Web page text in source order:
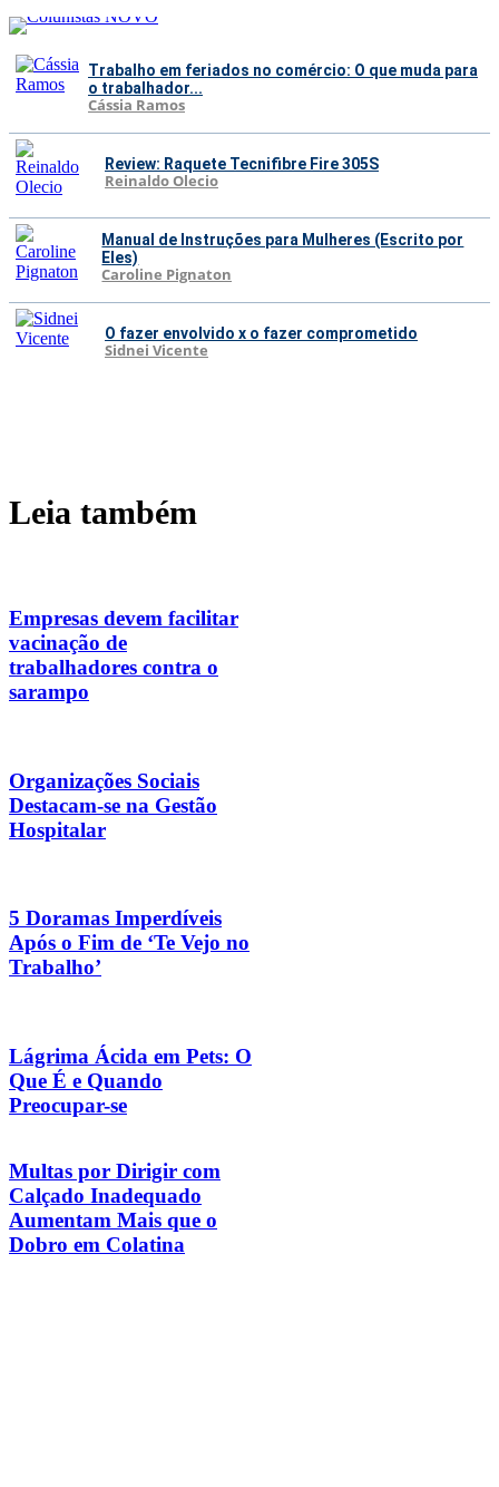
Trabalho em feriados no comércio: O que muda para
o trabalhador...
Cássia Ramos
Review: Raquete Tecnifibre Fire 305S
Reinaldo Olecio
Manual de Instruções para Mulheres (Escrito por
Eles)
Caroline Pignaton
O fazer envolvido x o fazer comprometido
Sidnei Vicente
Leia também
Empresas devem facilitar
vacinação de
trabalhadores contra o
sarampo
Organizações Sociais
Destacam-se na Gestão
Hospitalar
5 Doramas Imperdíveis
Após o Fim de ‘Te Vejo no
Trabalho’
Lágrima Ácida em Pets: O
Que É e Quando
Preocupar-se
Multas por Dirigir com
Calçado Inadequado
Aumentam Mais que o
Dobro em Colatina